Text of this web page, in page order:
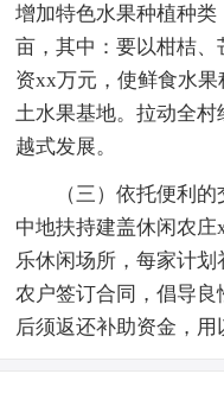
增加特色水果种植种
亩，其中：要以柑桔
资xx万元，使鲜食水
土水果基地。拉动全
越式发展。
（三）依托便利的
中地扶持建盖休闲农
乐休闲场所，每家计
农户签订合同，倡导
后须返还补助资金，用